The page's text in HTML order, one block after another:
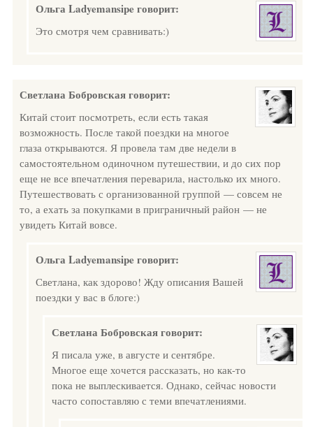
Ольга Ladyemansipe говорит:
Это смотря чем сравнивать:)
Светлана Бобровскаяговорит:
Китай стоит посмотреть, если есть такая
возможность. После такой поездки на многое
глаза открываются. Я провела там две недели в
самостоятельном одиночном путешествии, и до сих пор
еще не все впечатления переварила, настолько их много.
Путешествовать с организованной группой — совсем не
то, а ехать за покупками в приграничный район — не
увидеть Китай вовсе.
Ольга Ladyemansipe говорит:
Светлана, как здорово! Жду описания Вашей
поездки у вас в блоге:)
Светлана Бобровскаяговорит:
Я писала уже, в августе и сентябре.
Многое еще хочется рассказать, но как-то
пока не выплескивается. Однако, сейчас новости
часто сопоставляю с теми впечатлениями.